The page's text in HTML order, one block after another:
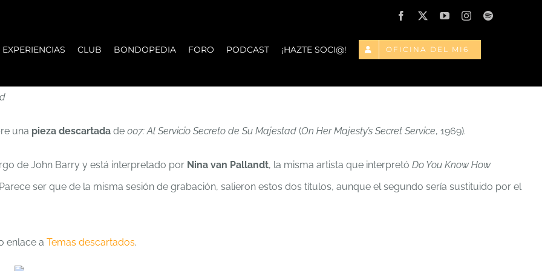
Facebook
X YouTubeInstagramSpotify
EXPERIENCIAS CLUB BONDOPEDIA FORO PODCAST ¡HAZTE SOCI@! OFICINA DEL MI6
una pieza descartada de 007: Al Servicio Secreto de Su Majestad (On Her Majesty’s Secret Service, 1969).
de John Barry y está interpretado por Nina van Pallandt, la misma artista que interpretó Do You Know How
ser que de la misma sesión de grabación, salieron estos dos títulos, aunque el segundo sería sustituido por el
enlace a Temas descartados.